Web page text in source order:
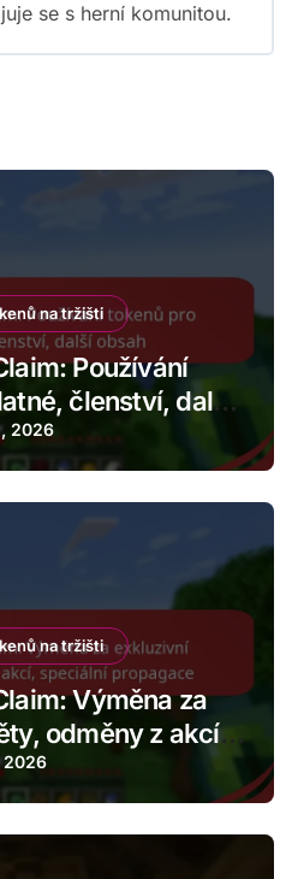
se s herní komunitou.
na tržišti
Používání
členství, další
2026
na tržišti
Výměna za
odměny z akcí,
2026